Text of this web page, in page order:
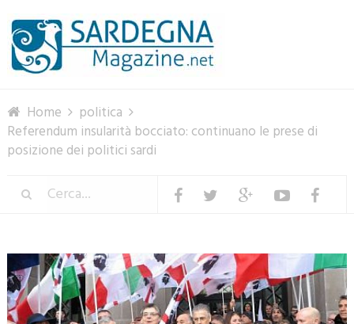
Home
politica
Referendum insularità bocciato: continuano le prese di
posizione dei politici sardi